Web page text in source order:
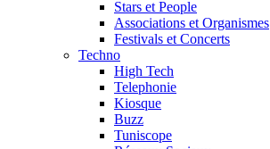
Stars et People
Associations et Organismes
Festivals et Concerts
Techno
High Tech
Telephonie
Kiosque
Buzz
Tuniscope